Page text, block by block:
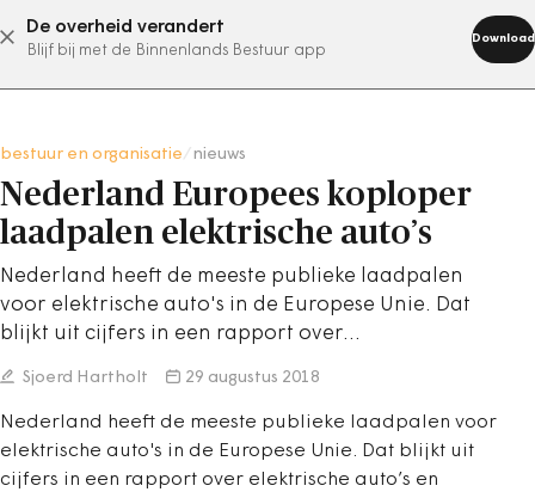
De overheid verandert
Blijf bij met de Binnenlands Bestuur app
Download
abonneer nu
bestuur en organisatie nieuws
Nederland Europees koploper
laadpalen elektrische auto’s
Nederland heeft de meeste publieke laadpalen
voor elektrische auto's in de Europese Unie. Dat
blijkt uit cijfers in een rapport over…
Sjoerd Hartholt 29 augustus 2018
Nederland heeft de meeste publieke laadpalen voor
elektrische auto's in de Europese Unie. Dat blijkt uit
cijfers in een rapport over elektrische auto’s en